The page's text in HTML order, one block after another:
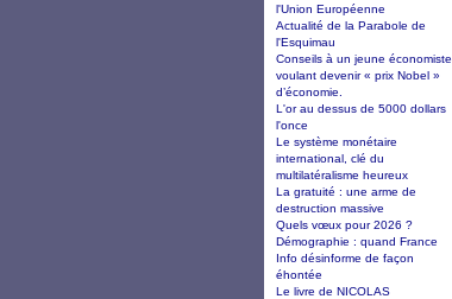
l'Union Européenne
Actualité de la Parabole de
l'Esquimau
Conseils à un jeune économiste
voulant devenir « prix Nobel »
d’économie.
L'or au dessus de 5000 dollars
l'once
Le système monétaire
international, clé du
multilatéralisme heureux
La gratuité : une arme de
destruction massive
Quels vœux pour 2026 ?
Démographie : quand France
Info désinforme de façon
éhontée
Le livre de NICOLAS